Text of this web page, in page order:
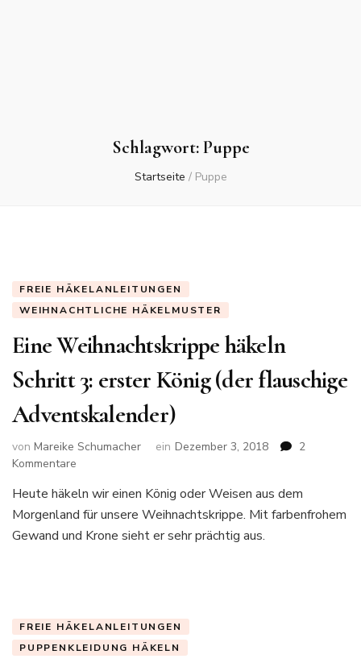
Schlagwort:Puppe
Startseite / Puppe
FREIE HÄKELANLEITUNGEN
WEIHNACHTLICHE HÄKELMUSTER
Eine Weihnachtskrippe häkeln
Schritt 3: erster König (der flauschige
Adventskalender)
von Mareike Schumacher ein Dezember 3, 2018
2
Kommentare
Weihnachtskrippe
häkeln
Schritt
flauschige
Adventskalender)
Heute häkeln wir einen König oder Weisen aus dem
Morgenland für unsere Weihnachtskrippe. Mit farbenfrohem
Gewand und Krone sieht er sehr prächtig aus.
FREIE HÄKELANLEITUNGEN
PUPPENKLEIDUNG HÄKELN